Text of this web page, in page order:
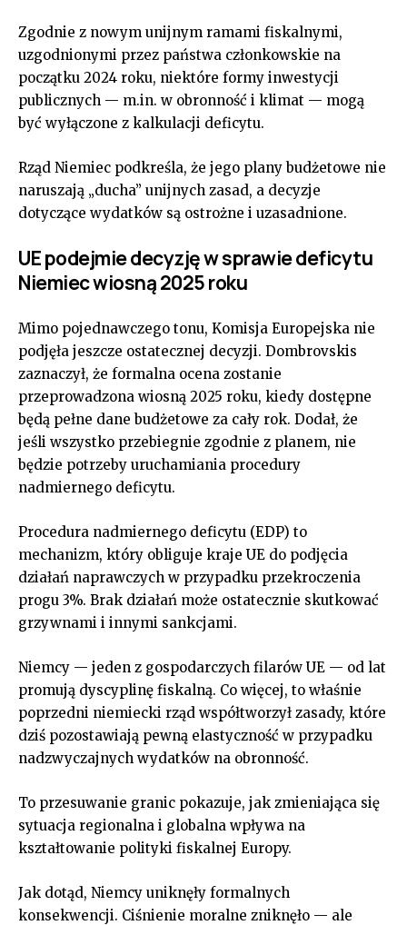
Zgodnie z nowym unijnym ramami fiskalnymi,
uzgodnionymi przez państwa członkowskie na
początku 2024 roku, niektóre formy inwestycji
publicznych — m.in. w obronność i klimat — mogą
być wyłączone z kalkulacji deficytu.
Rząd Niemiec podkreśla, że jego plany budżetowe nie
naruszają „ducha” unijnych zasad, a decyzje
dotyczące wydatków są ostrożne i uzasadnione.
UE podejmie decyzję w sprawie deficytu
Niemiec wiosną 2025 roku
Mimo pojednawczego tonu, Komisja Europejska nie
podjęła jeszcze ostatecznej decyzji. Dombrovskis
zaznaczył, że formalna ocena zostanie
przeprowadzona wiosną 2025 roku, kiedy dostępne
będą pełne dane budżetowe za cały rok. Dodał, że
jeśli wszystko przebiegnie zgodnie z planem, nie
będzie potrzeby uruchamiania procedury
nadmiernego deficytu.
Procedura nadmiernego deficytu (EDP) to
mechanizm, który obliguje kraje UE do podjęcia
działań naprawczych w przypadku przekroczenia
progu 3%. Brak działań może ostatecznie skutkować
grzywnami i innymi sankcjami.
Niemcy — jeden z gospodarczych filarów UE — od lat
promują dyscyplinę fiskalną. Co więcej, to właśnie
poprzedni niemiecki rząd współtworzył zasady, które
dziś pozostawiają pewną elastyczność w przypadku
nadzwyczajnych wydatków na obronność.
To przesuwanie granic pokazuje, jak zmieniająca się
sytuacja regionalna i globalna wpływa na
kształtowanie polityki fiskalnej Europy.
Jak dotąd, Niemcy uniknęły formalnych
konsekwencji. Ciśnienie moralne zniknęło — ale